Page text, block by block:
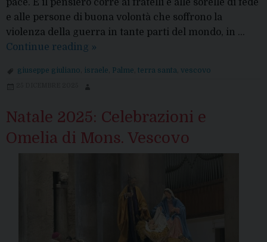
pace. E il pensiero corre ai fratelli e alle sorelle di fede
e alle persone di buona volontà che soffrono la
violenza della guerra in tante parti del mondo, in …
Continue reading Comunicazione
Vescovo
»
giuseppe giuliano israele Palme terra santa vescovo
Natale 2025: Celebrazioni e
Omelia di Mons. Vescovo